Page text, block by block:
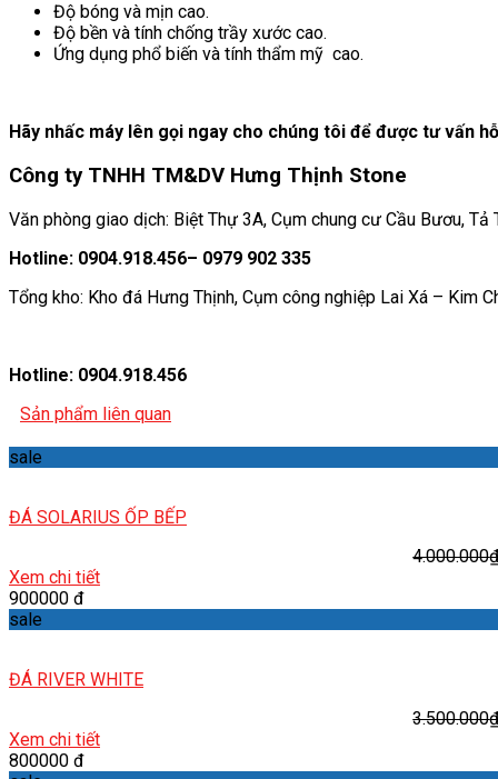
Độ bóng và mịn cao.
Độ bền và tính chống trầy xước cao.
Ứng dụng phổ biến và tính thẩm mỹ cao.
Hãy nhấc máy lên gọi ngay cho chúng tôi để được tư vấn
Công ty TNHH TM&DV Hưng Thịnh Stone
Văn phòng giao dịch: Biệt Thự 3A, Cụm chung cư Cầu Bươu, Tả
Hotline: 0904.918.456– 0979 902 335
Tổng kho: Kho đá Hưng Thịnh, Cụm công nghiệp Lai Xá – Kim
Hotline: 0904.918.456
Sản phẩm liên quan
sale
ĐÁ SOLARIUS ỐP BẾP
4.000.000
Xem chi tiết
900000 đ
sale
ĐÁ RIVER WHITE
3.500.000
Xem chi tiết
800000 đ